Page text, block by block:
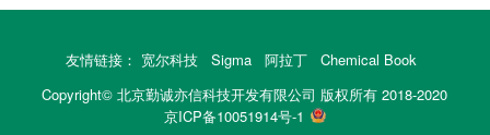
友情链接： 宽尔科技 Sigma 阿拉丁
Chemical Book
Copyright© 北京勤诚亦信科技开发有限公司 版权所有 2018-2020
京ICP备10051914号-1